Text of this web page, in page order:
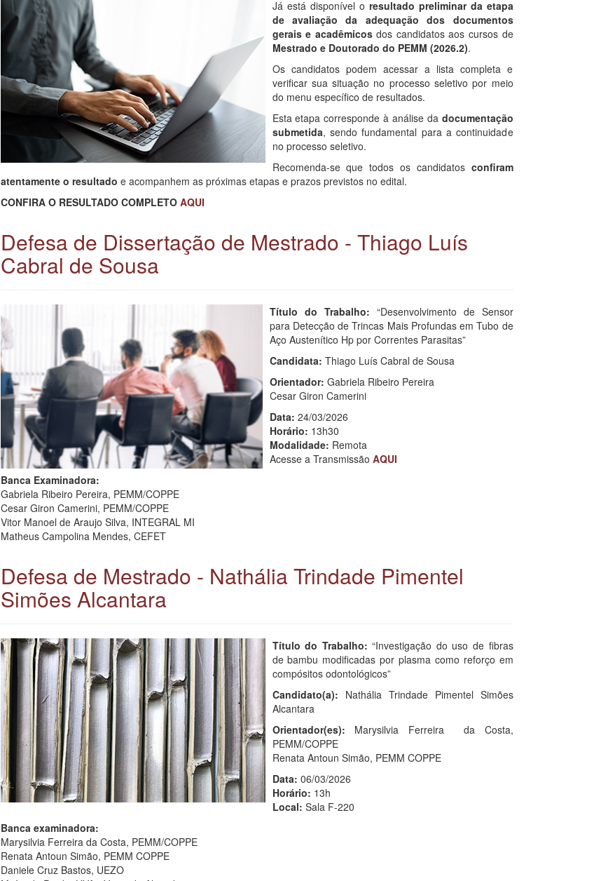
Já está disponível o resultado preliminar da etapa
de avaliação da adequação dos documentos
gerais e acadêmicosdos candidatos aos cursos de
Mestrado e Doutorado do PEMM (2026.2).
Os candidatos podem acessar a lista completa e
verificar sua situação no processo seletivo por meio
do menu específico de resultados.
Esta etapa corresponde à análise da documentação
submetida, sendo fundamental para a continuidade
no processo seletivo.
Recomenda-se que todos os candidatos confiram
atentamente o resultado e acompanhem as próximas etapas e prazos previstos no edital.
CONFIRA O RESULTADO COMPLETO AQUI
Defesa de Dissertação de Mestrado - Thiago Luís
Cabral de Sousa
Título do Trabalho: “Desenvolvimento de Sensor
para Detecção de Trincas Mais Profundas em Tubo de
Aço Austenítico Hp por Correntes Parasitas”
Candidata: Thiago Luís Cabral de Sousa
Orientador: Gabriela Ribeiro Pereira
Cesar Giron Camerini
Data: 24/03/2026
Horário: 13h30
Modalidade: Remota
Acesse a Transmissão AQUI
Banca Examinadora:
Gabriela Ribeiro Pereira, PEMM/COPPE
Cesar Giron Camerini, PEMM/COPPE
Vitor Manoel de Araujo Silva, INTEGRAL MI
Matheus Campolina Mendes, CEFET
Defesa de Mestrado - Nathália Trindade Pimentel
Simões Alcantara
Título do Trabalho: “Investigação do uso de fibras
de bambu modificadas por plasma como reforço em
compósitos odontológicos”
Candidato(a): Nathália Trindade Pimentel Simões
Alcantara
Orientador(es): Marysilvia Ferreira da Costa,
PEMM/COPPE
Renata Antoun Simão, PEMM COPPE
Data: 06/03/2026
Horário: 13h
Local: Sala F-220
Banca examinadora:
Marysilvia Ferreira da Costa, PEMM/COPPE
Renata Antoun Simão, PEMM COPPE
Daniele Cruz Bastos, UEZO